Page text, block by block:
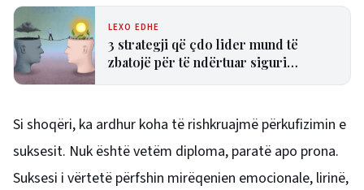
LEXO EDHE
3 strategji që çdo lider mund të
zbatojë për të ndërtuar siguri
Si shoqëri, ka ardhur koha të rishkruajmë përkufizimin e
suksesit. Nuk është vetëm diploma, paratë apo prona.
Suksesi i vërtetë përfshin mirëqenien emocionale, lirinë,